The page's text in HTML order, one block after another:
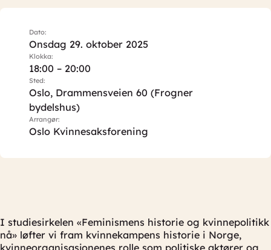
Dato:
Onsdag 29. oktober 2025
Klokka:
18:00 – 20:00
Sted:
Oslo, Drammensveien 60 (Frogner
bydelshus)
Arrangør:
Oslo Kvinnesaksforening
I studiesirkelen «Feminismens historie og kvinnepolitikk
nå» løfter vi fram kvinnekampens historie i Norge,
kvinneorganisasjonenes rolle som politiske aktører og